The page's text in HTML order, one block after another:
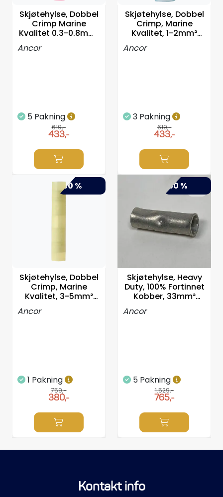
Skjøtehylse, Dobbel
Crimp Marine
Kvalitet 0.3-0.8mm²
Ancor
5 Pakning
619,-
433,-
Skjøtehylse, Dobbel
Crimp, Marine
Kvalitet, 1-2mm²
Ancor
3 Pakning
619,-
433,-
-50 %
Skjøtehylse, Dobbel
Crimp, Marine
Kvalitet, 3-5mm²
Ancor
1 Pakning
759,-
380,-
-50 %
Skjøtehylse, Heavy
Duty, 100% Fortinnet
Kobber, 33mm²
Ancor
5 Pakning
1.529,-
765,-
Kontakt info
Styring/kontroll
Verktøy
Anoder
Brannslukkere
Outlet